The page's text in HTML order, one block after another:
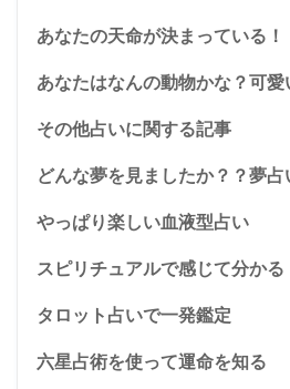
あなたの天命が決まっている！
あなたはなんの動物かな？可愛
その他占いに関する記事
どんな夢を見ましたか？？夢占
やっぱり楽しい血液型占い
スピリチュアルで感じて分かる
タロット占いで一発鑑定
六星占術を使って運命を知る